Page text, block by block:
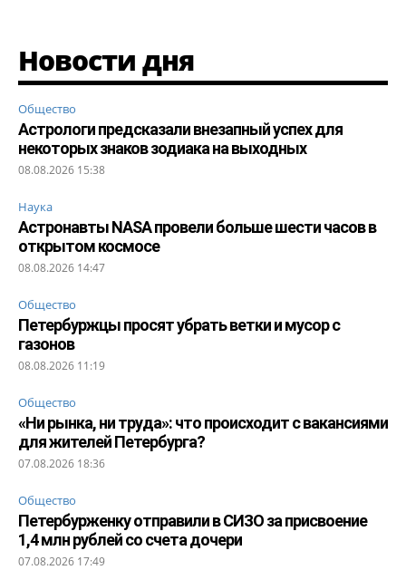
Новости дня
Общество
Астрологи предсказали внезапный успех для
некоторых знаков зодиака на выходных
08.08.2026 15:38
Наука
Астронавты NASA провели больше шести часов в
открытом космосе
08.08.2026 14:47
Общество
Петербуржцы просят убрать ветки и мусор с
газонов
08.08.2026 11:19
Общество
«Ни рынка, ни труда»: что происходит с вакансиями
для жителей Петербурга?
07.08.2026 18:36
Общество
Петербурженку отправили в СИЗО за присвоение
1,4 млн рублей со счета дочери
07.08.2026 17:49